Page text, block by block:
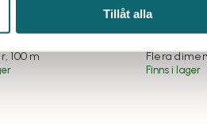
Tillåt alla
flätad sjunkande
100 m
Lina,
Flera
Finns i lager